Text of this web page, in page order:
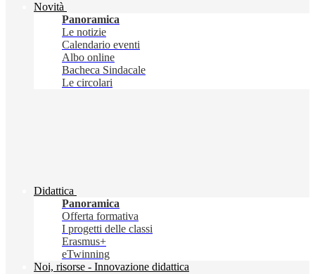
Novità
Panoramica
Le notizie
Calendario eventi
Albo online
Bacheca Sindacale
Le circolari
Didattica
Panoramica
Offerta formativa
I progetti delle classi
Erasmus+
eTwinning
Noi, risorse - Innovazione didattica